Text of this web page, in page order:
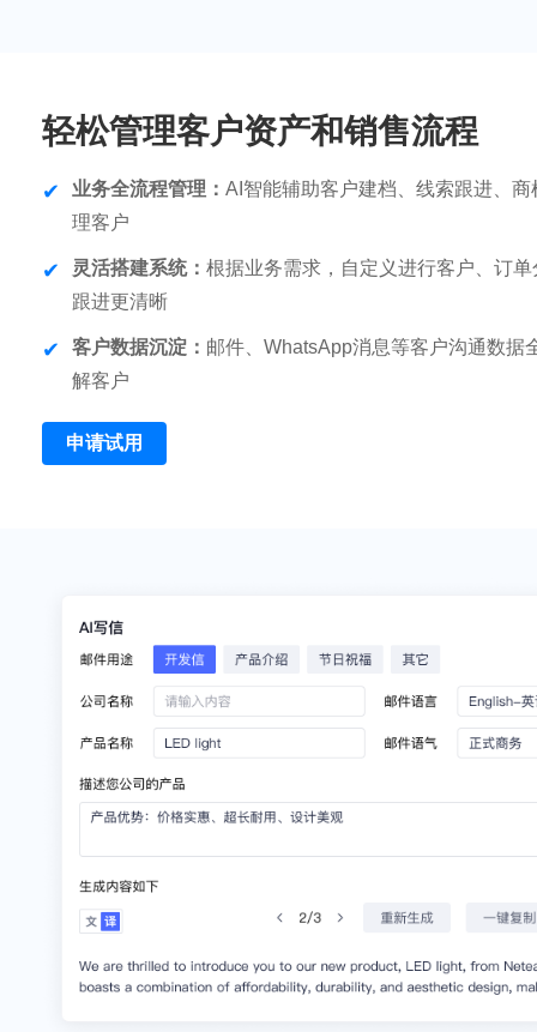
轻松管理客户资产和销售流程
业务全流程管理： AI智能辅助客户建档、线索跟进、
理客户
灵活搭建系统： 根据业务需求，自定义进行客户、订
跟进更清晰
客户数据沉淀： 邮件、WhatsApp消息等客户沟通数据
解客户
申请试用